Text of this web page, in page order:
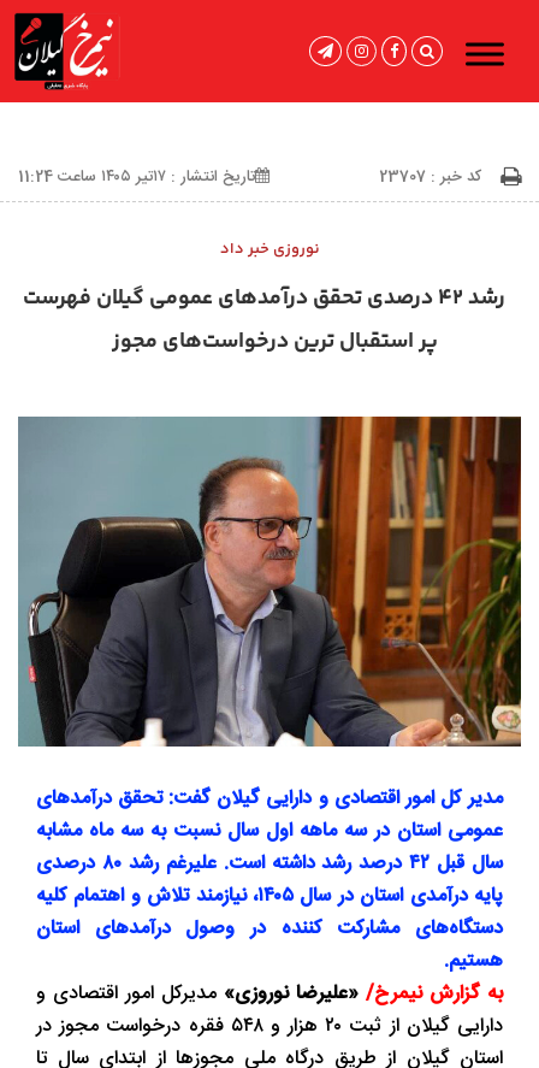
کد خبر : 23707 تاریخ انتشار : ۱۷تیر ۱۴۰۵ ساعت 11:24
نوروزی خبر داد
رشد ۴۲ درصدی تحقق درآمدهای عمومی گیلان فهرست
پر استقبال ترین درخواست‌های مجوز
مدیر کل امور اقتصادی و دارایی گیلان گفت: تحقق درآمدهای
عمومی استان در سه ماهه اول سال نسبت به سه ماه مشابه
سال قبل ۴۲ درصد رشد داشته است. علیرغم رشد ۸۰ درصدی
پایه درآمدی استان در سال ۱۴۰۵، نیازمند تلاش و اهتمام کلیه
دستگاه‌های مشارکت کننده در وصول درآمدهای استان
هستیم.
به گزارش نیمرخ/ «علیرضا نوروزی» مدیرکل امور اقتصادی و
دارایی گیلان از ثبت ۲۰ هزار و ۵۴۸ فقره درخواست مجوز در
استان گیلان از طریق درگاه ملی مجوزها از ابتدای سال تا